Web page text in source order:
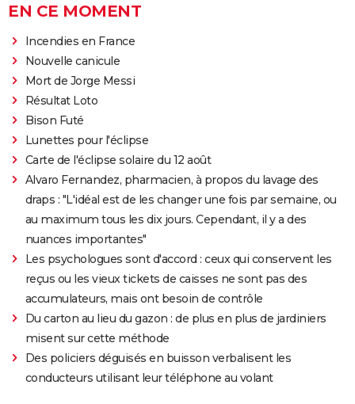
EN CE MOMENT
Incendies en France
Nouvelle canicule
Mort de Jorge Messi
Résultat Loto
Bison Futé
Lunettes pour l'éclipse
Carte de l'éclipse solaire du 12 août
Alvaro Fernandez, pharmacien, à propos du lavage des
draps : "L'idéal est de les changer une fois par semaine, ou
au maximum tous les dix jours. Cependant, il y a des
nuances importantes"
Les psychologues sont d'accord : ceux qui conservent les
reçus ou les vieux tickets de caisses ne sont pas des
accumulateurs, mais ont besoin de contrôle
Du carton au lieu du gazon : de plus en plus de jardiniers
misent sur cette méthode
Des policiers déguisés en buisson verbalisent les
conducteurs utilisant leur téléphone au volant